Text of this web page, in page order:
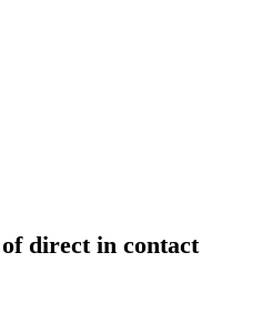
direct in contact